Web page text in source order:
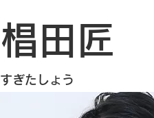
椙田匠
​すぎたしょう